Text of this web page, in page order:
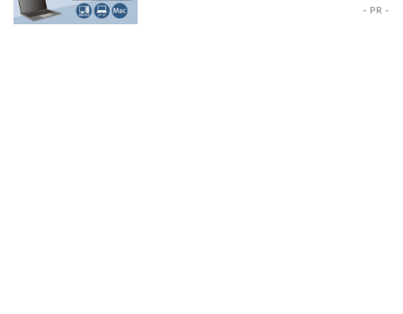
- PR -